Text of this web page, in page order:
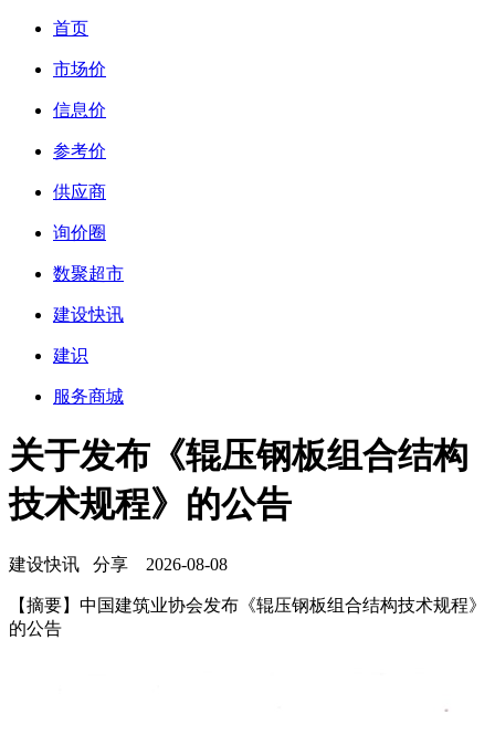
首页
市场价
信息价
参考价
供应商
询价圈
数聚超市
建设快讯
建识
服务商城
关于发布《辊压钢板组合结构
技术规程》的公告
建设快讯 分享 2026-08-08
【摘要】中国建筑业协会发布《辊压钢板组合结构技术规程》
的公告